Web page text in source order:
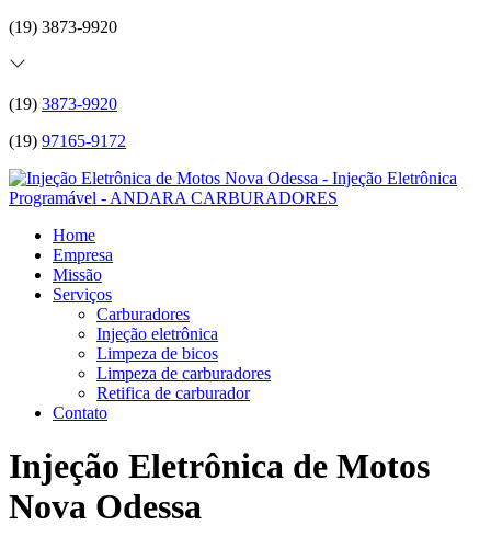
(19) 3873-9920
(19) 3873-9920
(19) 97165-9172
Home
Empresa
Missão
Serviços
Carburadores
Injeção eletrônica
Limpeza de bicos
Limpeza de carburadores
Retifica de carburador
Contato
Injeção Eletrônica de Motos
Nova Odessa